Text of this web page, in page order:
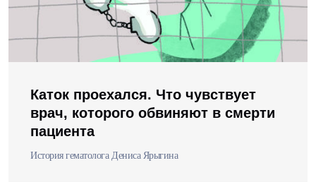
Каток проехался. Что чувствует
врач, которого обвиняют в смерти
пациента
История гематолога Дениса Ярыгина